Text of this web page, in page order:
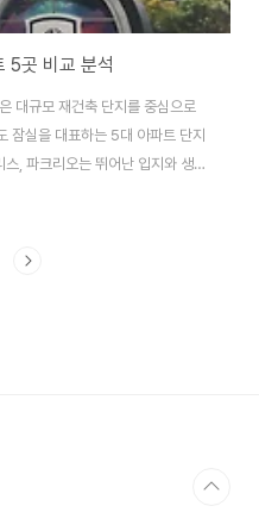
5곳 비교 분석
대규모 재건축 단지를 중심으로
잠실을 대표하는 5대 아파트 단지
, 파크리오는 뛰어난 입지와 생활
에서는 각 아파트 단지의 특징과
준공세대수장점잠실 엘스2008